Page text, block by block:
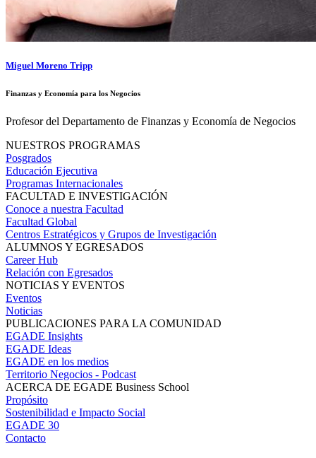
Miguel Moreno Tripp
Finanzas y Economía para los Negocios
Profesor del Departamento de Finanzas y Economía de Negocios
NUESTROS PROGRAMAS
Posgrados
Educación Ejecutiva
Programas Internacionales
FACULTAD E INVESTIGACIÓN
Conoce a nuestra Facultad
Facultad Global
Centros Estratégicos y Grupos de Investigación
ALUMNOS Y EGRESADOS
Career Hub
Relación con Egresados
NOTICIAS Y EVENTOS
Eventos
Noticias
PUBLICACIONES PARA LA COMUNIDAD
EGADE Insights
EGADE Ideas
EGADE en los medios
Territorio Negocios - Podcast
ACERCA DE EGADE Business School
Propósito
Sostenibilidad e Impacto Social
EGADE 30
Contacto